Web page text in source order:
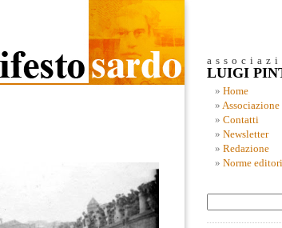
LUIGI
Home
Associazione
Contatti
Newsletter
Redazione
Norme